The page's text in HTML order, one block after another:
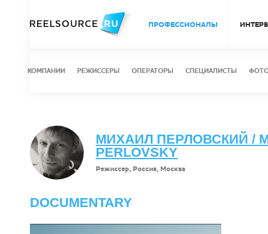
ПРОФЕССИОНАЛЫ
КОМПАНИИ РЕЖИССЕРЫ ОПЕРАТОРЫ СПЕЦИАЛИСТЫ
МИХАИЛ ПЕРЛОВСКИЙ /
PERLOVSKY
Режиссер, Россия, Москва
DOCUMENTARY